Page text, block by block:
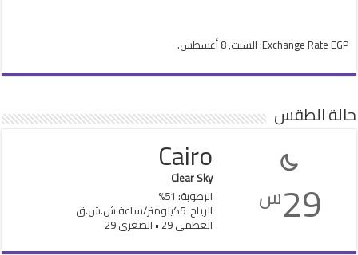
Exchange Rate EGP : السبت, 8 أغسطس.
حالة الطقس
29س
Cairo
Clear Sky
الرطوبة: 51%
الرياح: 5كيلومتر/ساعة ش.ش.ق‎
العظمى 29 • الصغرى 29